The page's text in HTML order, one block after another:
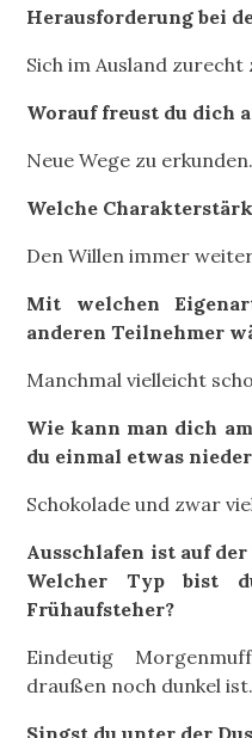
Herausforderung bei
Sich im Ausland zurecht
Worauf freust du dich
Neue Wege zu erkunden.
Welche
Den Willen immer
Mit welchen
anderen Teilnehmer
Manchmal vielleicht
Wie kann man dich
du einmal etwas
Schokolade und zwar
Ausschlafen ist auf
Welcher Typ bist
Frühaufsteher?
Eindeutig
draußen noch dunkel ist.